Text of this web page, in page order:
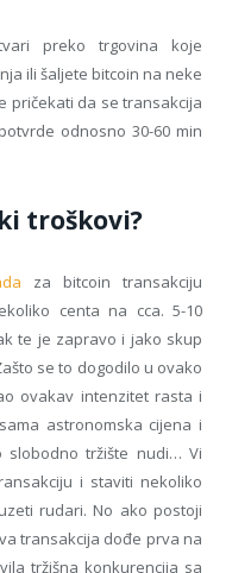
preko trgovina koje
ili šaljete bitcoin na neke
pričekati da se transakcija
odnosno 30-60 min
troškovi?
za bitcoin transakciju
centa na cca. 5-10
te je zapravo i jako skup
se to dogodilo u ovako
ovakav intenzitet rasta i
astronomska cijena i
slobodno tržište nudi… Vi
i staviti nekoliko
rudari. No ako postoji
transakcija dođe prva na
tržišna konkurencija sa